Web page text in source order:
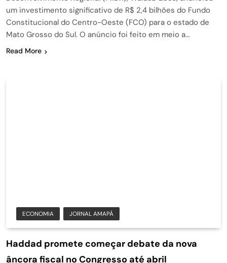
um investimento significativo de R$ 2,4 bilhões do Fundo
Constitucional do Centro-Oeste (FCO) para o estado de
Mato Grosso do Sul. O anúncio foi feito em meio a…
Read More
ECONOMIA JORNAL AMAPÁ
Haddad promete começar debate da nova
âncora fiscal no Congresso até abril